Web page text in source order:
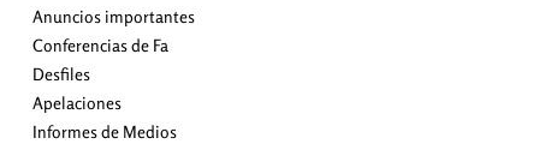
Anuncios importantes
Conferencias de Fa
Desfiles
Apelaciones
Informes de Medios